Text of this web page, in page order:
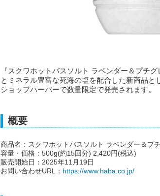
『スクワホットバスソルト ラベンダー＆プチ
とミネラル豊富な死海の塩を配合した新商品
ショップハーバーで数量限定で発売されます。
概要
商品名：スクワホットバスソルト ラベンダー＆プ
容量・価格：500g(約15回分) 2,420円(税込)
販売開始日：2025年11月19日
お問い合わせURL： https://www.haba.co.jp/